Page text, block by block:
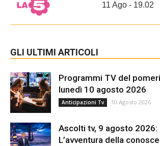
11 Ago - 19.02
GLI ULTIMI ARTICOLI
Programmi TV del
lunedì 10 agosto 2026
Anticipazioni Tv 10 Agosto 2026
Ascolti tv, 9 agosto 2026:
L’avventura della